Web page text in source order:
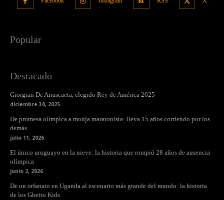
Popular
Destacado
Giorgian De Arrascaeta, elegido Rey de América 2025
diciembre 30, 2025
De promesa olímpica a monja maratonista: lleva 15 años corriendo por los
demás
julio 11, 2026
El único uruguayo en la nieve: la historia que rompió 28 años de ausencia
olímpica
junio 2, 2026
De un orfanato en Uganda al escenario más grande del mundo: la historia
de los Ghetto Kids